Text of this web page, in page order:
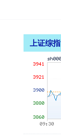
上证综指